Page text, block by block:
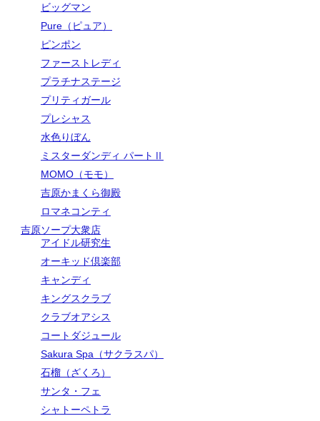
ビッグマン
Pure（ピュア）
ピンポン
ファーストレディ
プラチナステージ
プリティガール
プレシャス
水色りぼん
ミスターダンディ パートⅡ
MOMO（モモ）
吉原かまくら御殿
ロマネコンティ
吉原ソープ大衆店
アイドル研究生
オーキッド倶楽部
キャンディ
キングスクラブ
クラブオアシス
コートダジュール
Sakura Spa（サクラスパ）
石榴（ざくろ）
サンタ・フェ
シャトーペトラ